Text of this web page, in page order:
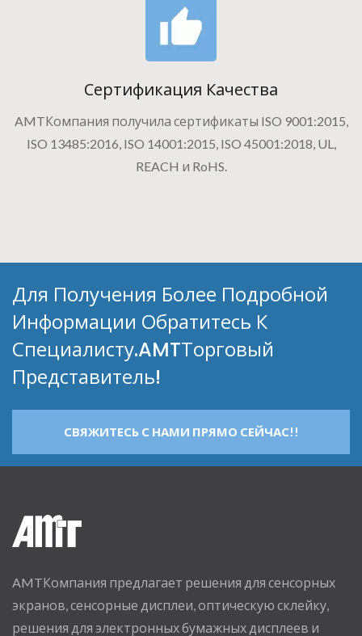
Сертификация Качества
AMTКомпания получила сертификаты ISO 9001:2015,
ISO 13485:2016, ISO 14001:2015, ISO 45001:2018, UL,
REACH и RoHS.
Для Получения Более Подробной
Информации Обратитесь К
Специалисту.AMTТорговый
Представитель!
СВЯЖИТЕСЬ С НАМИ ПРЯМО СЕЙЧАС!!
AMTКомпания предлагает решения для сенсорных
экранов, сенсорные дисплеи, оптическую склейку,
решения для электронных бумажных дисплеев и